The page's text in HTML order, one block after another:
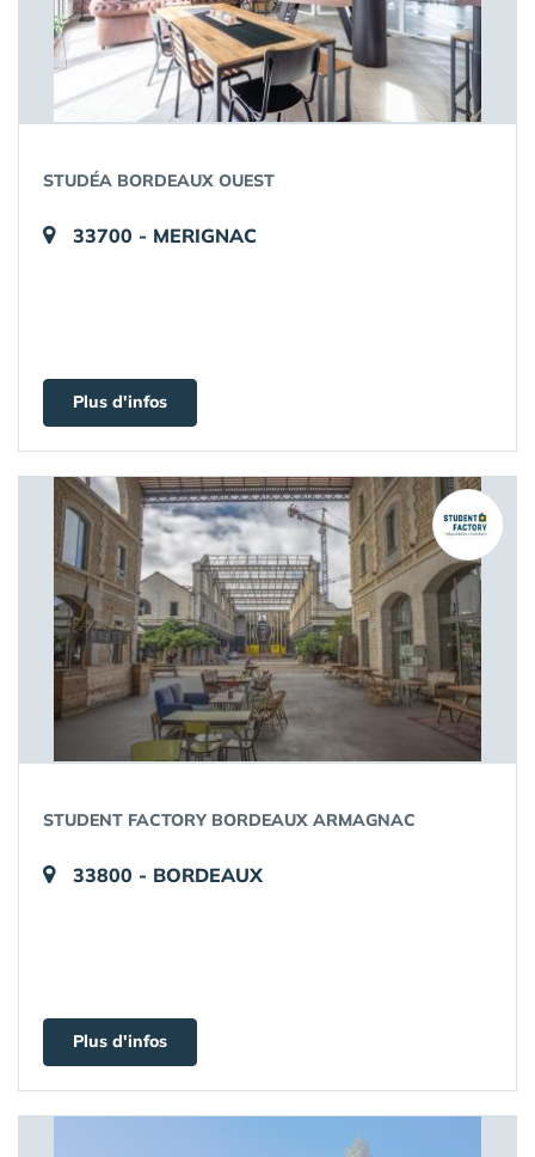
STUDÉA BORDEAUX OUEST
33700 - MERIGNAC
Plus d'infos
STUDENT FACTORY BORDEAUX ARMAGNAC
33800 - BORDEAUX
Plus d'infos